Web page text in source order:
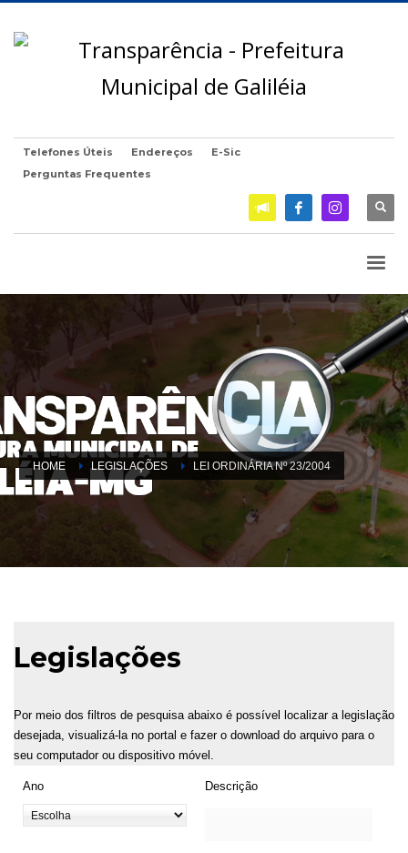
Telefones Úteis Endereços
E-Sic
Perguntas Frequentes
HOME LEGISLAÇÕES LEI ORDINÁRIA Nº 23/2004
Legislações
Por meio dos filtros de pesquisa abaixo é possível localizar a legislação
desejada, visualizá-la no portal e fazer o download do arquivo para o
seu computador ou dispositivo móvel.
Ano Descrição